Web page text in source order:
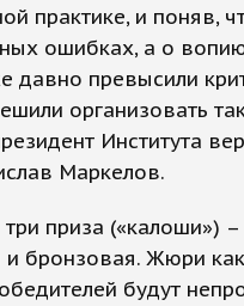
практике, и поняв,
ошибках, а о
давно превысили
организовать
Института
Маркелов.
приза («калоши») –
и бронзовая. Жюри
будут